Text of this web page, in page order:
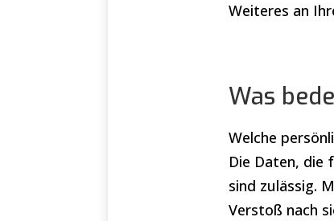
Weiteres an
Was
Welche
Die Daten, die
sind zulässig.
Verstoß nach